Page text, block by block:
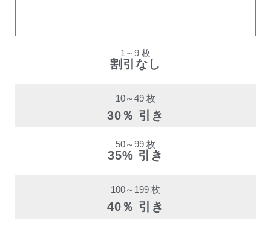
1～9 枚
割引なし
10～49 枚
30％ 引き
50～99 枚
35% 引き
100～199 枚
40％ 引き